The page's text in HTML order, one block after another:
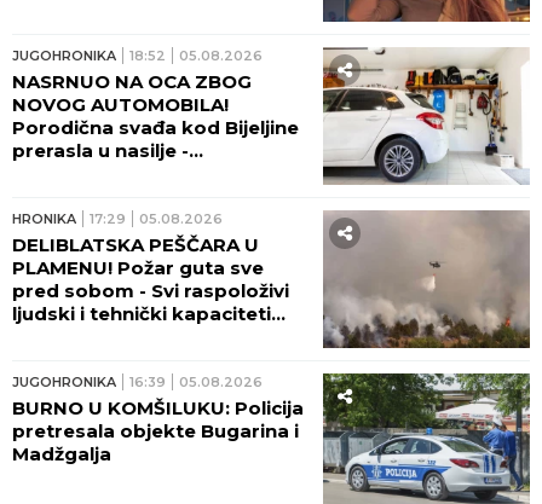
JUGOHRONIKA 18:52 05.08.2026
NASRNUO NA OCA ZBOG
NOVOG AUTOMOBILA!
Porodična svađa kod Bijeljine
prerasla u nasilje -
HRONIKA 17:29 05.08.2026
DELIBLATSKA PEŠČARA U
PLAMENU! Požar guta sve
pred sobom - Svi raspoloživi
ljudski i tehnički kapaciteti
JUGOHRONIKA 16:39 05.08.2026
BURNO U KOMŠILUKU: Policija
pretresala objekte Bugarina i
Madžgalja